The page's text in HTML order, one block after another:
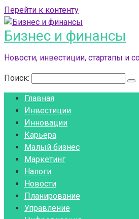
Перейти к контенту
Бизнес и финансы
Новости, инвестиции, стартапы и
Поиск:
Главная
Инвестиции
Инновации
Карьера
Малый бизнес
Маркетинг
Налоги
Новости
Планирование
Управление